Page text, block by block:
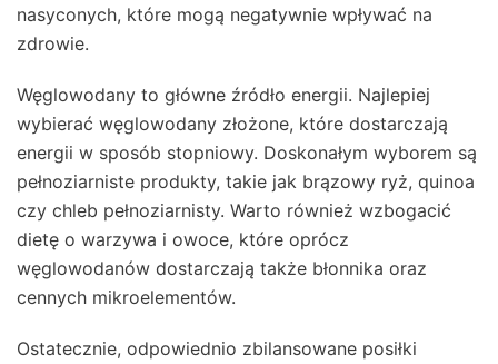
nasyconych, które mogą negatywnie wpływać na
zdrowie.
Węglowodany to główne źródło energii. Najlepiej
wybierać węglowodany złożone, które dostarczają
energii w sposób stopniowy. Doskonałym wyborem są
pełnoziarniste produkty, takie jak brązowy ryż, quinoa
czy chleb pełnoziarnisty. Warto również wzbogacić
dietę o warzywa i owoce, które oprócz
węglowodanów dostarczają także błonnika oraz
cennych mikroelementów.
Ostatecznie, odpowiednio zbilansowane posiłki